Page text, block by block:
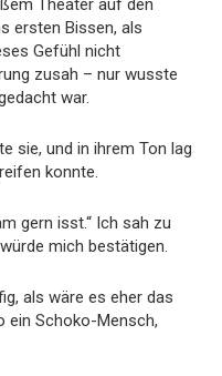
Theater auf den
ersten Bissen, als
Gefühl nicht
zusah – nur wusste
war.
sie, und in ihrem Ton lag
konnte.
gern isst.“ Ich sah zu
mich bestätigen.
als wäre es eher das
ein Schoko-Mensch,